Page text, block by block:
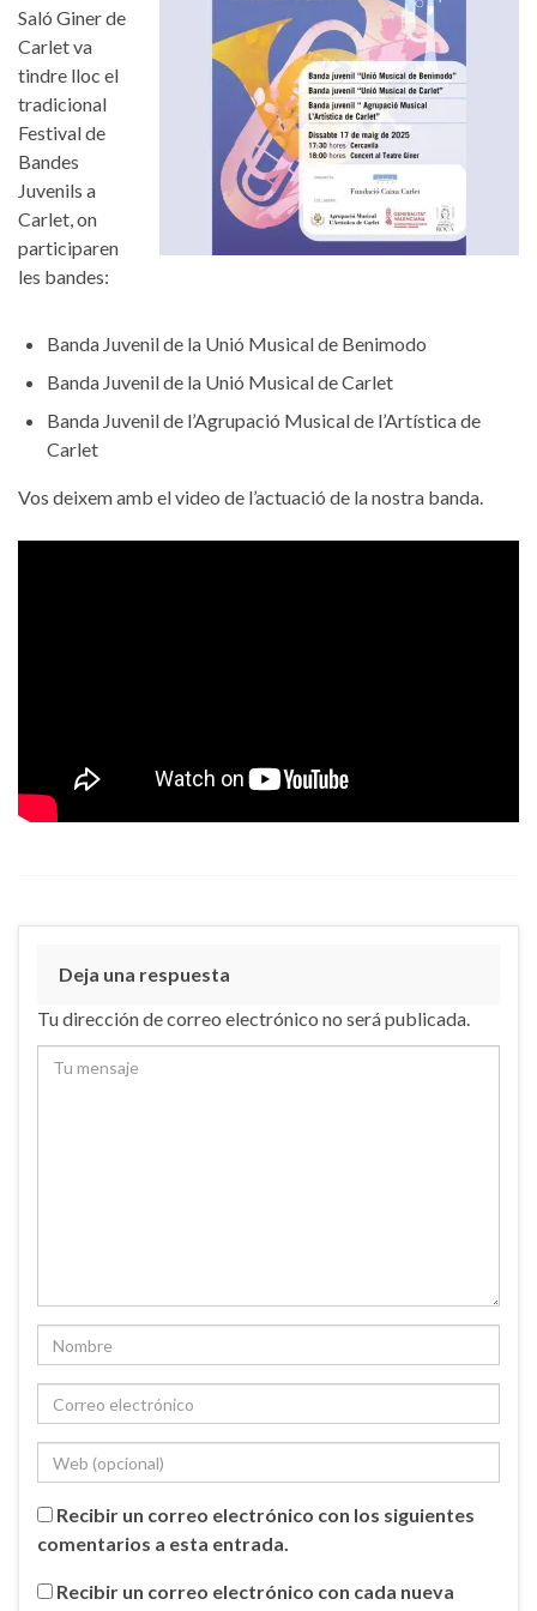
Saló Giner de
Carlet va
tindre lloc el
tradicional
Festival de
Bandes
Juvenils a
Carlet, on
participaren
les bandes:
Banda Juvenil de la Unió Musical de Benimodo
Banda Juvenil de la Unió Musical de Carlet
Banda Juvenil de l’Agrupació Musical de l’Artística de
Carlet
Vos deixem amb el video de l’actuació de la nostra banda.
Deja una respuesta
Tu dirección de correo electrónico no será publicada.
Recibir un correo electrónico con los siguientes
comentarios a esta entrada.
Recibir un correo electrónico con cada nueva